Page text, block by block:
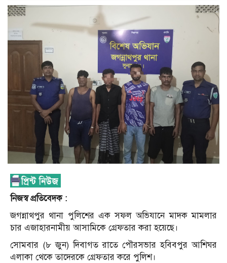
নিজস্ব প্রতিবেদক :
জগন্নাথপুর থানা পুলিশের এক সফল অভিযানে মাদক মামলার
চার এজাহারনামীয় আসামিকে গ্রেফতার করা হয়েছে।
সোমবার (৮ জুন) দিবাগত রাতে পৌরসভার হবিবপুর আশিঘর
এলাকা থেকে তাদেরকে গ্রেফতার করে পুলিশ।